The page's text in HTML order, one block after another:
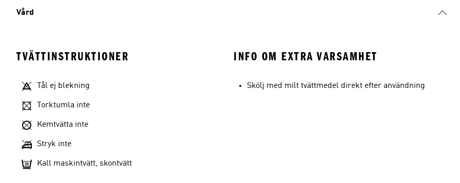
Vård
TVÄTTINSTRUKTIONER
Tål ej blekning
Torktumla inte
Kemtvätta inte
Stryk inte
Kall maskintvätt, skontvätt
INFO OM EXTRA VARSAMHET
Skölj med milt tvättmedel direkt efter användning